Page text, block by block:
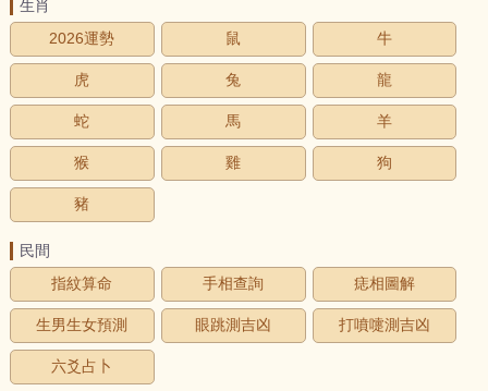
生肖
2026運勢
鼠 牛
虎 兔 龍
蛇 馬 羊
猴 雞 狗
豬
民間
指紋算命
手相查詢 痣相圖解
生男生女預測 眼跳測吉凶 打噴嚏測吉凶
六爻占卜